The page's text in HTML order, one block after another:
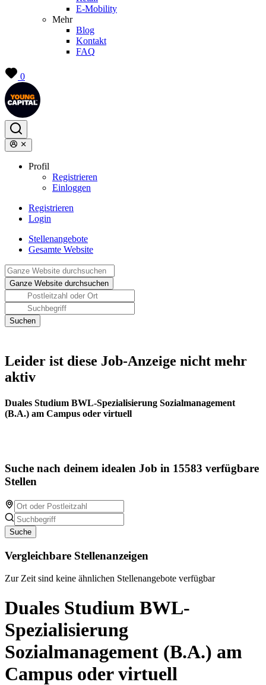
E-Mobility
Mehr
Blog
Kontakt
FAQ
0
Profil
Registrieren
Einloggen
Registrieren
Login
Stellenangebote
Gesamte Website
Leider ist diese Job-Anzeige nicht mehr
aktiv
Duales Studium BWL-Spezialisierung Sozialmanagement
(B.A.) am Campus oder virtuell
Suche nach deinem idealen Job in 15583 verfügbare
Stellen
Suche
Vergleichbare Stellenanzeigen
Zur Zeit sind keine ähnlichen Stellenangebote verfügbar
Duales Studium BWL-
Spezialisierung
Sozialmanagement (B.A.) am
Campus oder virtuell